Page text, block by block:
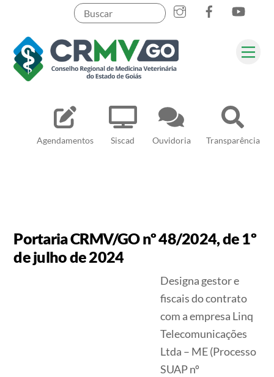
content
Agendamentos Siscad Ouvidoria Transparência
Pesquisar
Portaria CRMV/GO nº 48/2024, de 1º
de julho de 2024
Designa gestor e
fiscais do contrato
com a empresa Linq
Telecomunicações
Ltda – ME (Processo
SUAP nº